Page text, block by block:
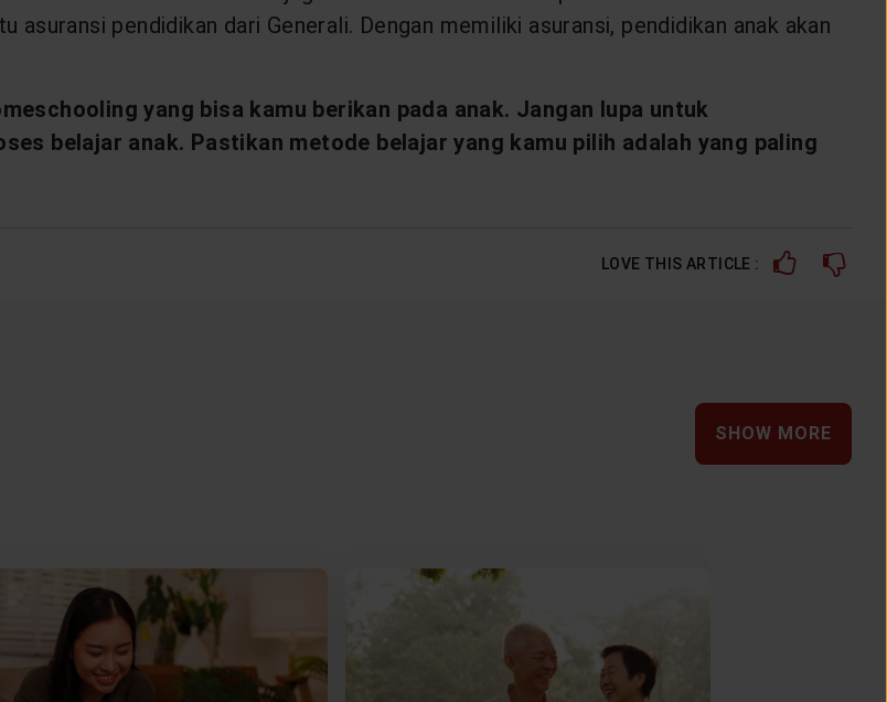
asuransi pendidikan dari Generali. Dengan memiliki asuransi, pendidikan anak akan
yang bisa kamu berikan pada anak. Jangan lupa untuk
belajar anak. Pastikan metode belajar yang kamu pilih adalah yang paling
LOVE THIS ARTICLE :
SHOW MORE